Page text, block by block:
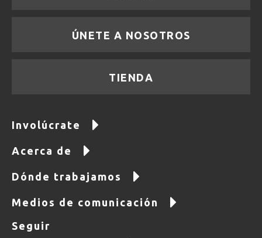
ÚNETE A NOSOTROS
TIENDA
Involúcrate
Acerca de
Dónde trabajamos
Medios de comunicación
Seguir